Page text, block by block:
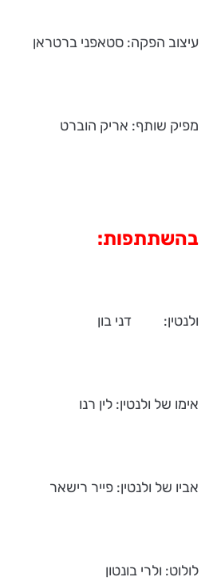
עיצוב הפקה: סטאפני ברטראן
מפיק שותף: אריק הוברט
בהשתתפות:
ולנטין: דני בון
אימו של ולנטין: לין רנו
אביו של ולנטין: פייר רישאר
לולוט: ולרי בונטון